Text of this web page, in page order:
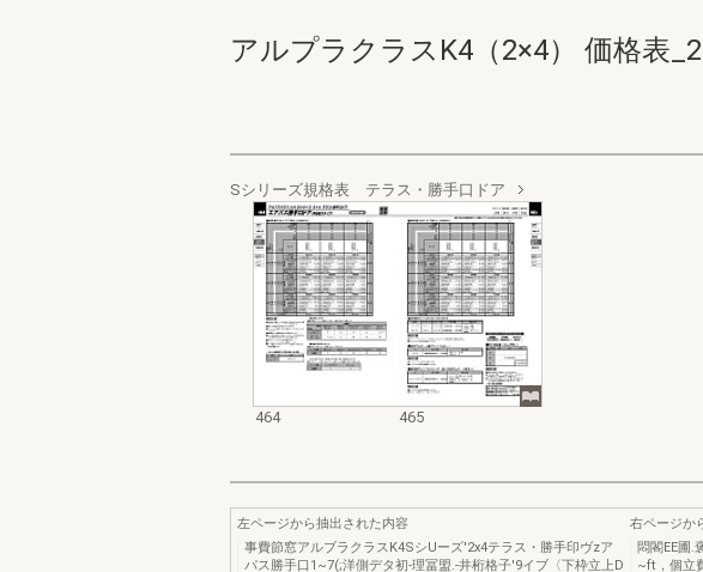
アルプラクラスK4（2×4） 価格表
Sシリーズ規格表 テラス・勝手口ドア
464 465
左ページから抽出された内容
事費節窓アルブラクラスK4SシUーズ'2x4テラス・勝手印ヴzア
パス勝手口1~7(;洋側デタ初-理冨盟.-井桁格子'9イブ〈下枠立上D
右ページか
悶閣EE圃.
~ft，個立